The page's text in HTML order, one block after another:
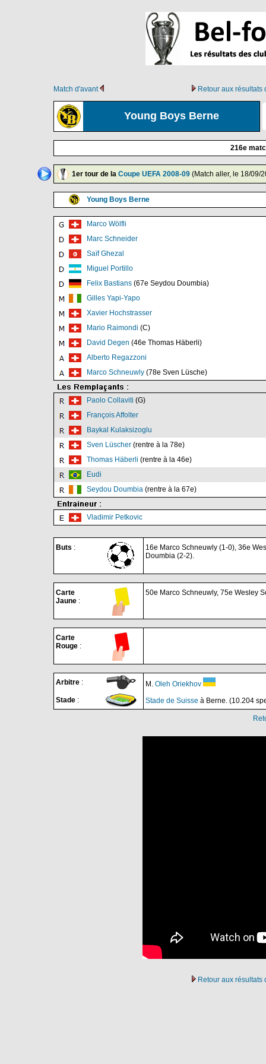
Match d'avant Retour aux résultats
Young Boys Berne
216e
1er tour de la Coupe UEFA 2008-09 (Match aller, le 18/09/
Young Boys Berne
Marco Wölfli
Marc Schneider
Saïf Ghezal
Miguel Portillo
Felix Bastians (67e Seydou Doumbia)
Gilles Yapi-Yapo
Xavier Hochstrasser
Mario Raimondi (C)
David Degen (46e Thomas Häberli)
Alberto Regazzoni
Marco Schneuwly (78e Sven Lüsche)
Paolo Collaviti (G)
François Affolter
Baykal Kulaksizoglu
Sven Lüscher (rentre à la 78e)
Thomas Häberli (rentre à la 46e)
Eudi
Seydou Doumbia (rentre à la 67e)
Vladimir Petkovic
Buts :
16e Marco Schneuwly (1-0), 36e
Doumbia (2-2).
Carte
Jaune :
50e Marco Schneuwly, 75e Wesley
Carte
Rouge :
Arbitre :
Stade :
M. Oleh Oriekhov
Stade de Suisse à Berne. (10.204
Retour aux résultats